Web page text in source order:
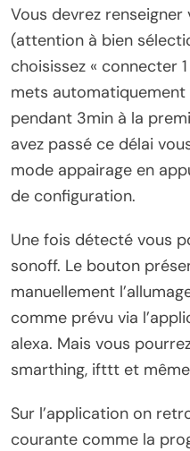
Vous devrez
(attention à bien
choisissez « connecter
mets
pendant 3min à la
avez passé ce délai
mode appairage en
de configuration.
Une fois détecté vous
sonoff. Le bouton
manuellement
comme prévu via
alexa. Mais vous
smarthing, ifttt et
Sur l’application on
courante comme la